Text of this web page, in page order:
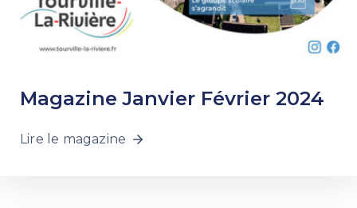
Magazine Janvier Février 2024
Lire le magazine